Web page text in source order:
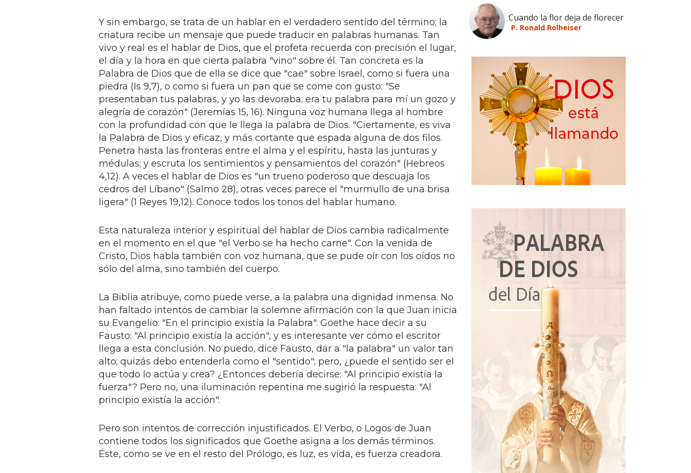
Y sin embargo, se trata de un hablar en el verdadero sentido del término; la
criatura recibe un mensaje que puede traducir en palabras humanas. Tan
vivo y real es el hablar de Dios, que el profeta recuerda con precisión el lugar,
el día y la hora en que cierta palabra "vino" sobre él. Tan concreta es la
Palabra de Dios que de ella se dice que "cae" sobre Israel, como si fuera una
piedra (Is 9,7), o como si fuera un pan que se come con gusto: "Se
presentaban tus palabras, y yo las devoraba; era tu palabra para mí un gozo y
alegría de corazón" (Jeremías 15, 16). Ninguna voz humana llega al hombre
con la profundidad con que le llega la palabra de Dios. "Ciertamente, es viva
la Palabra de Dios y eficaz, y más cortante que espada alguna de dos filos.
Penetra hasta las fronteras entre el alma y el espíritu, hasta las junturas y
médulas; y escruta los sentimientos y pensamientos del corazón" (Hebreos
4,12). A veces el hablar de Dios es "un trueno poderoso que descuaja los
cedros del Líbano" (Salmo 28), otras veces parece el "murmullo de una brisa
ligera" (1 Reyes 19,12). Conoce todos los tonos del hablar humano.
Esta naturaleza interior y espiritual del hablar de Dios cambia radicalmente
en el momento en el que "el Verbo se ha hecho carne". Con la venida de
Cristo, Dios habla también con voz humana, que se pude oír con los oídos no
sólo del alma, sino también del cuerpo.
La Biblia atribuye, como puede verse, a la palabra una dignidad inmensa. No
han faltado intentos de cambiar la solemne afirmación con la que Juan inicia
su Evangelio: "En el principio existía la Palabra". Goethe hace decir a su
Fausto: "Al principio existía la acción", y es interesante ver cómo el escritor
llega a esta conclusión. No puedo, dice Fausto, dar a "la palabra" un valor tan
alto; quizás debo entenderla como el "sentido"; pero, ¿puede el sentido ser el
que todo lo actúa y crea? ¿Entonces debería decirse: "Al principio existía la
fuerza"? Pero no, una iluminación repentina me sugirió la respuesta: "Al
principio existía la acción".
Pero son intentos de corrección injustificados. El Verbo, o Logos de Juan
contiene todos los significados que Goethe asigna a los demás términos.
Éste, como se ve en el resto del Prólogo, es luz, es vida, es fuerza creadora.
Cuando la flor deja de florecer
P. Ronald Rolheiser